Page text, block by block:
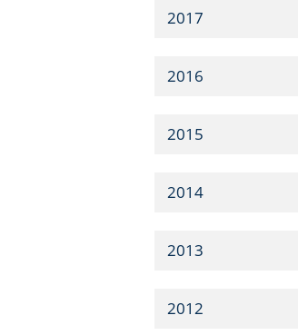
2017
2016
2015
2014
2013
2012